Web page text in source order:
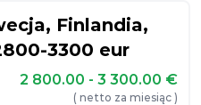
Finlandia,
3300 eur
2 800.00 - 3 300.00 €
( netto za miesiąc )